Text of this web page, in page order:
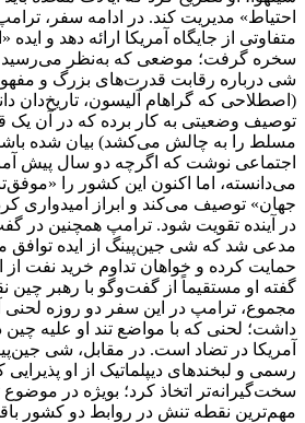
احتیاط» مدیریت کند. در ادامه سفر،
متفاوتی از جایگاه آمریکا ارائه دهد و
سخره گرفت؛ موضعی که به‌نظر می‌رسید
شی درباره رقابت قدرت‌های بزرگ و
(اصطلاحی که گراهام آلیسون، تاریخ‌دان
توصیف وضعیتی به کار برده که در آن
مسلط را به چالش می‌کشد) بیان شده
اجتماعی نوشت که اگرچه دو سال پیش
می‌دانسته، اما اکنون این کشور را
جهان» توصیف می‌کند و ابراز امیدواری
در آینده تقویت شود. ترامپ همچنین در
مدعی شد که شی جین‌پینگ از ایده توافق
حمایت کرده و خواهان تداوم خرید نفت از
گفته او مستقیماً از گفت‌وگو با رهبر
مجموع، ترامپ در این سفر دو روزه لحنی
داشت؛ لحنی که با مواضع تند او علیه
آمریکا در تضاد است. در مقابل، شی
رسمی و لبخندهای دیپلماتیک از او
سخت‌گیرانه‌تر اتخاذ کرد؛ بویژه در موضوع
مهم‌ترین نقطه تنش در روابط دو کشور